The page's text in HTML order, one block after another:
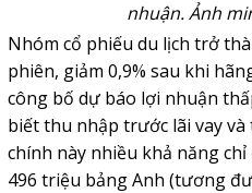
nhuận. Ảnh
Nhóm cổ phiếu du lịch trở
phiên, giảm 0,9% sau khi
công bố dự báo lợi nhuận
biết thu nhập trước lãi vay
chính này nhiều khả năng
496 triệu bảng Anh (tương